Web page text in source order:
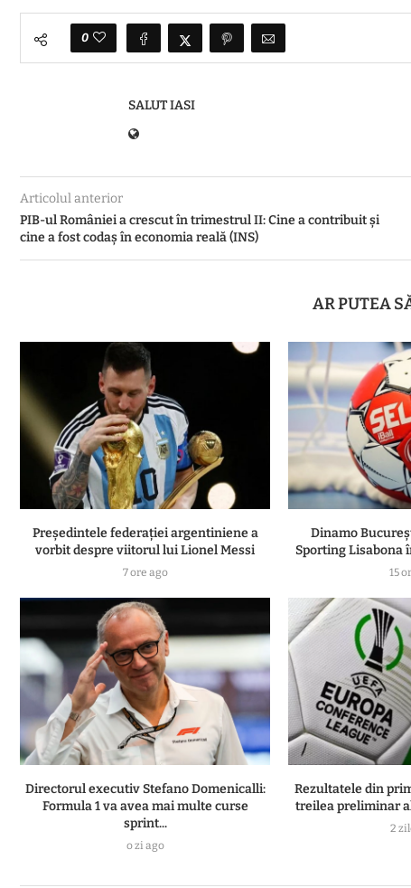
0
SALUT IASI
Articolul anterior
PIB-ul României a crescut în trimestrul II: Cine a contribuit și
cine a fost codaș în economia reală (INS)
AR PUTEA
Președintele federației argentiniene a
vorbit despre viitorul lui Lionel Messi
7 ore ago
Dinamo
Sporting Lisabona
15
Directorul executiv Stefano Domenicalli:
Formula 1 va avea mai multe curse
sprint...
o zi ago
Rezultatele din
treilea preliminar
2